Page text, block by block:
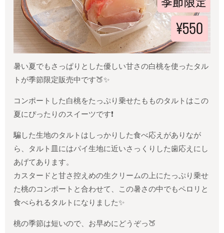
暑い夏でもさっぱりとした優しい甘さの白桃を使ったタル
トが季節限定販売中です🍑✨
コンポートした白桃をたっぷり乗せたもものタルトはこの
夏にぴったりのスイーツです❗
騙した生地のタルトはしっかりした食べ応えがありなが
ら、タルト皿にはパイ生地に近いさっくりした歯応えにし
あげてあります。
カスタードと甘さ控えめの生クリームの上にたっぷり乗せ
た桃のコンポートと合わせて、この暑さの中でもペロリと
食べられるタルトになりました✨
桃の季節は短いので、お早めにどうぞっ🍑